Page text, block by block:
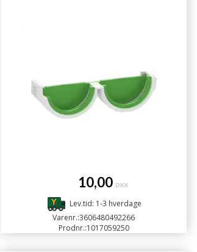
10,00 DKK
Lev.tid: 1-3 hverdage
Varenr.:3606480492266
Prodnr.:1017059250